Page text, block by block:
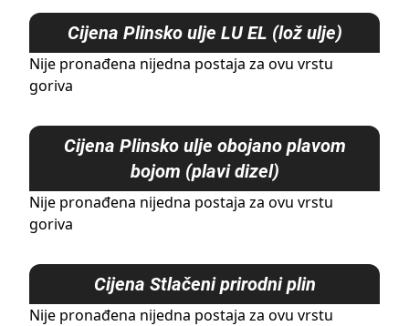
Cijena Plinsko ulje LU EL (lož ulje)
Nije pronađena nijedna postaja za ovu vrstu
goriva
Cijena Plinsko ulje obojano plavom
bojom (plavi dizel)
Nije pronađena nijedna postaja za ovu vrstu
goriva
Cijena Stlačeni prirodni plin
Nije pronađena nijedna postaja za ovu vrstu